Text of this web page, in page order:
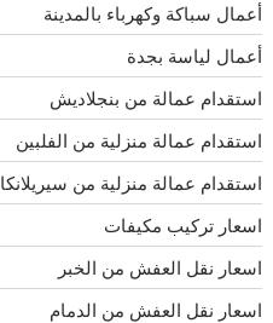
أعمال سباكة وكهرباء بالمدينة
أعمال لياسة بجدة
استقدام عمالة من بنجلاديش
استقدام عمالة منزلية من الفلبين
استقدام عمالة منزلية من سيريلانكا
اسعار تركيب مكيفات
اسعار نقل العفش من الخبر
اسعار نقل العفش من الدمام